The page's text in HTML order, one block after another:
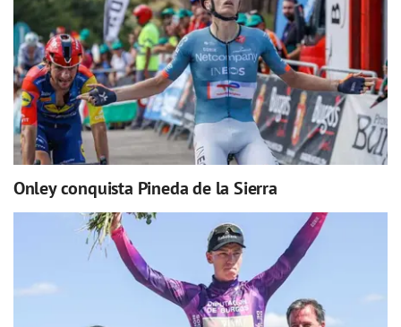
Onley conquista Pineda de la Sierra